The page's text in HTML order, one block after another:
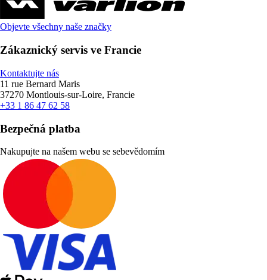
Objevte všechny naše značky
Zákaznický servis ve Francie
Kontaktujte nás
11 rue Bernard Maris
37270 Montlouis-sur-Loire, Francie
+33 1 86 47 62 58
Bezpečná platba
Nakupujte na našem webu se sebevědomím